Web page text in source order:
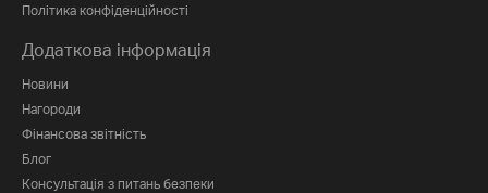
Політика конфіденційності
Додаткова інформація
Новини
Нагороди
Фінансова звітність
Блог
Консультація з питань безпеки